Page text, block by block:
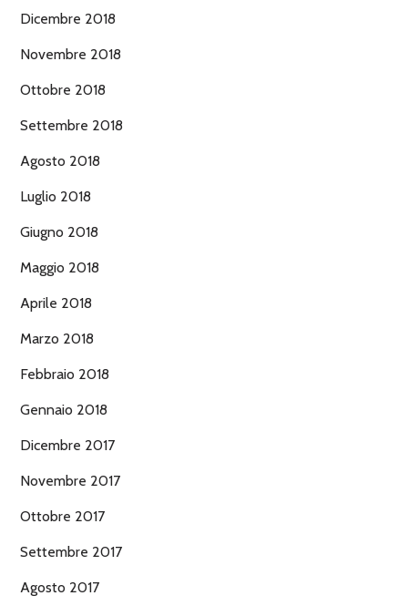
Dicembre 2018
Novembre 2018
Ottobre 2018
Settembre 2018
Agosto 2018
Luglio 2018
Giugno 2018
Maggio 2018
Aprile 2018
Marzo 2018
Febbraio 2018
Gennaio 2018
Dicembre 2017
Novembre 2017
Ottobre 2017
Settembre 2017
Agosto 2017